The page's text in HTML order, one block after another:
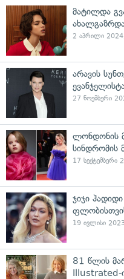
მატილდა
2 აპრილი
არავის
27 ნოემბერი
ლონდონის
სინდრომის
17 სექტემბერი
ჯიჯი
19 ივლისი
81 წლის
Illustrated-